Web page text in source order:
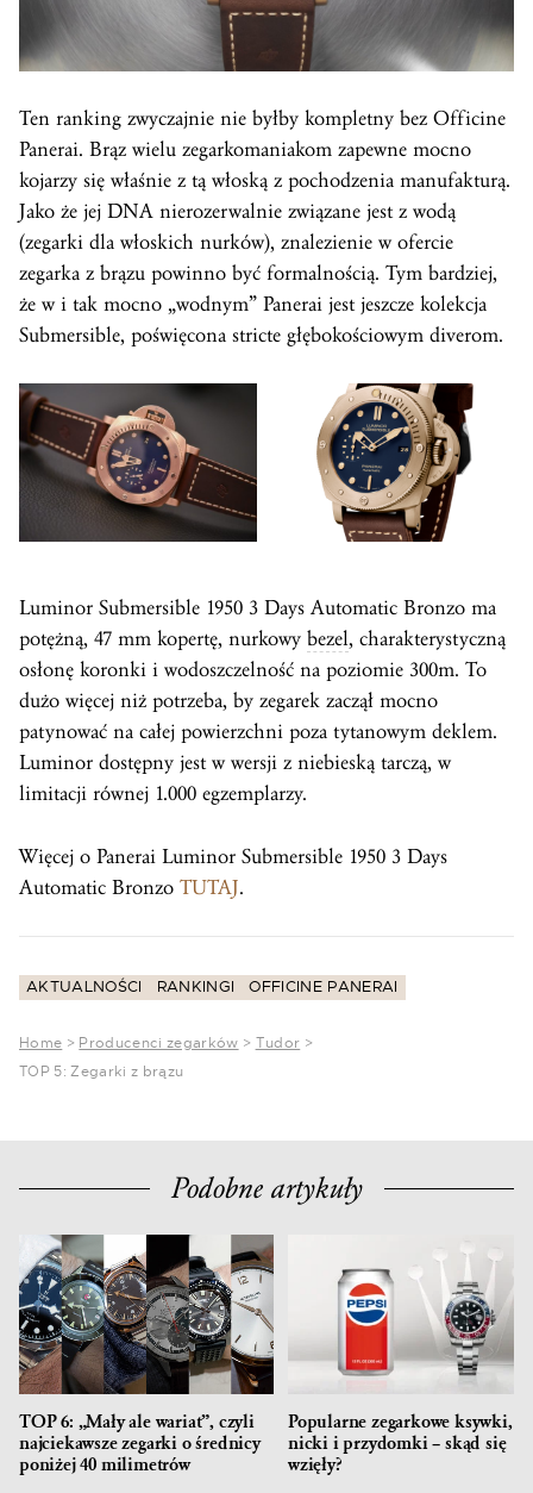
Ten ranking zwyczajnie nie byłby kompletny bez Officine
Panerai. Brąz wielu zegarkomaniakom zapewne mocno
kojarzy się właśnie z tą włoską z pochodzenia manufakturą.
Jako że jej DNA nierozerwalnie związane jest z wodą
(zegarki dla włoskich nurków), znalezienie w ofercie
zegarka z brązu powinno być formalnością. Tym bardziej,
że w i tak mocno „wodnym” Panerai jest jeszcze kolekcja
Submersible, poświęcona stricte głębokościowym diverom.
Luminor Submersible 1950 3 Days Automatic Bronzo ma
potężną, 47 mm kopertę, nurkowy bezel, charakterystyczną
osłonę koronki i wodoszczelność na poziomie 300m. To
dużo więcej niż potrzeba, by zegarek zaczął mocno
patynować na całej powierzchni poza tytanowym deklem.
Luminor dostępny jest w wersji z niebieską tarczą, w
limitacji równej 1.000 egzemplarzy.
Więcej o Panerai Luminor Submersible 1950 3 Days
Automatic Bronzo TUTAJ.
AKTUALNOŚCI RANKINGI OFFICINE PANERAI
Home > Producenci zegarków > Tudor >
TOP 5: Zegarki z brązu
Podobne artykuły
TOP 6: „Mały ale wariat”, czyli
najciekawsze zegarki o średnicy
poniżej 40 milimetrów
Popularne zegarkowe ksywki,
nicki i przydomki – skąd się
wzięły?